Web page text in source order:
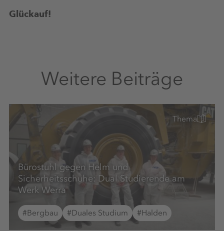
Glückauf!
Weitere Beiträge
Thema
Bürostuhl gegen Helm und
Sicherheitsschuhe: Dual Studierende am
Werk Werra
#Bergbau #Duales Studium #Halden